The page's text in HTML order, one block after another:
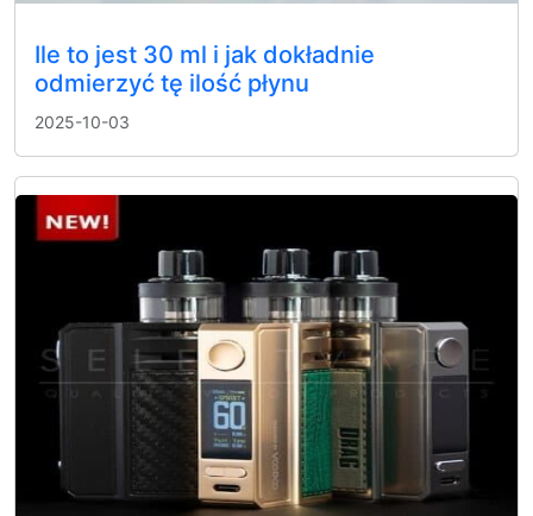
Ile to jest 30 ml i jak dokładnie
odmierzyć tę ilość płynu
2025-10-03